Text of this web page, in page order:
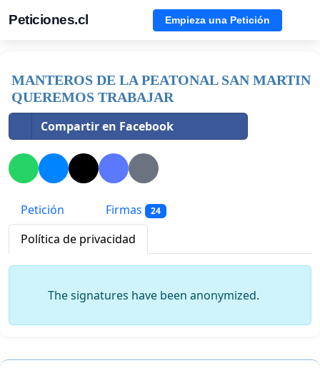
Peticiones.cl Empieza una Petición
MANTEROS DE LA PEATONAL SAN MARTIN
QUEREMOS TRABAJAR
Compartir en Facebook
Petición Firmas 24
Política de privacidad
The signatures have been anonymized.